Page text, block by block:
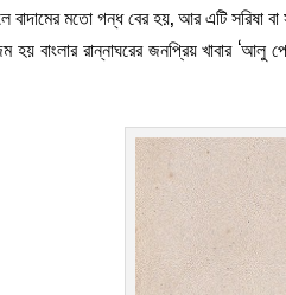
মতো গন্ধ বের হয়, আর এটি সরিষা
বাংলার রান্নাঘরের জনপ্রিয় খাবার